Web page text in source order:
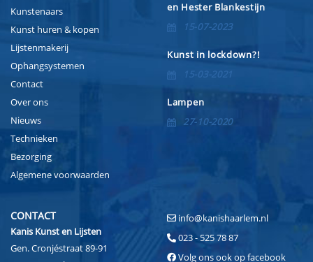
Kunstenaars
Kunst huren & kopen
Lijstenmakerij
Ophangsystemen
Contact
Over ons
Nieuws
Technieken
Bezorging
Algemene voorwaarden
en Hester Blankestijn
15-07-2023
Kunst in lockdown?!
15-03-2021
Lampen
27-10-2020
CONTACT
Kanis Kunst en Lijsten
Gen. Cronjéstraat 89-91
info@kanishaarlem.nl
023 - 525 78 87
Volg ons ook op facebook